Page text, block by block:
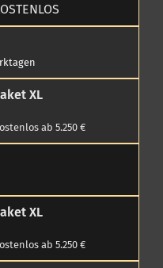
XL
ab 5.250 €
XL
ab 5.250 €